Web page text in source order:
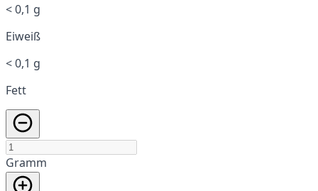
< 0,1 g
Eiweiß
< 0,1 g
Fett
Gramm